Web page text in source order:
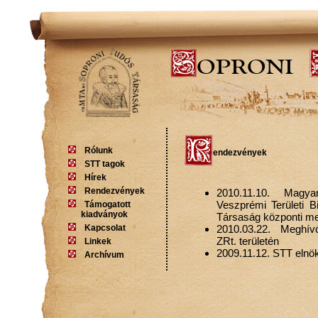
endezvények
2010.11.10.
Veszprémi Területi
Társaság központi
2010.03.22.
ZRt. területén
2009.11.12. STT
Rólunk
STT tagok
Hírek
Rendezvények
Támogatott
kiadványok
Kapcsolat
Linkek
Archívum